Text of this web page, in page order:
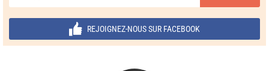
REJOIGNEZ-NOUS SUR FACEBOOK